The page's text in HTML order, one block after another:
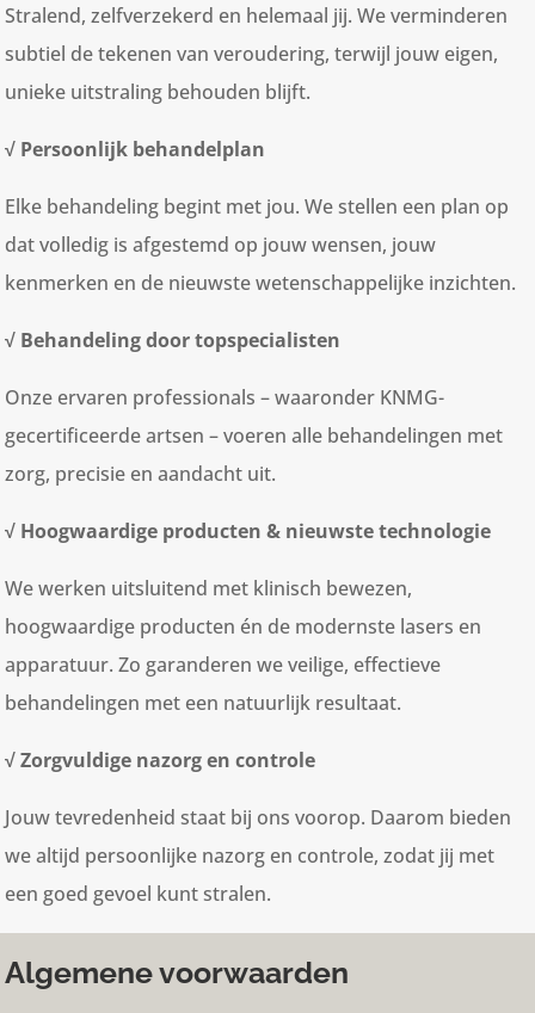
Stralend, zelfverzekerd en helemaal jij. We verminderen
subtiel de tekenen van veroudering, terwijl jouw eigen,
unieke uitstraling behouden blijft.
√ Persoonlijk behandelplan
Elke behandeling begint met jou. We stellen een plan op
dat volledig is afgestemd op jouw wensen, jouw
kenmerken en de nieuwste wetenschappelijke inzichten.
√ Behandeling door topspecialisten
Onze ervaren professionals – waaronder KNMG-
gecertificeerde artsen – voeren alle behandelingen met
zorg, precisie en aandacht uit.
√ Hoogwaardige producten & nieuwste technologie
We werken uitsluitend met klinisch bewezen,
hoogwaardige producten én de modernste lasers en
apparatuur. Zo garanderen we veilige, effectieve
behandelingen met een natuurlijk resultaat.
√ Zorgvuldige nazorg en controle
Jouw tevredenheid staat bij ons voorop. Daarom bieden
we altijd persoonlijke nazorg en controle, zodat jij met
een goed gevoel kunt stralen.
Algemene voorwaarden